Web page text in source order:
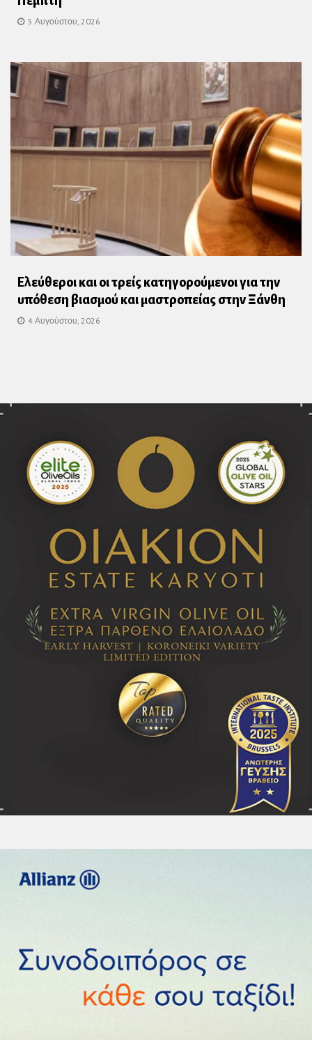
5 Αυγούστου, 2026
Ελεύθεροι και οι τρείς κατηγορούμενοι για την
υπόθεση βιασμού και μαστροπείας στην Ξάνθη
4 Αυγούστου, 2026